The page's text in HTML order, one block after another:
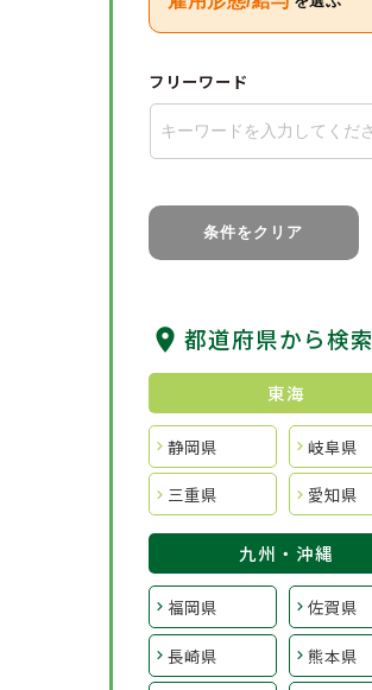
フリーワード
条件をクリア
都道府県から検索
東海
静岡県 岐阜県
三重県 愛知県
九州・沖縄
福岡県 佐賀県
長崎県 熊本県